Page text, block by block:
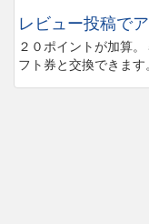
レビュー投稿で
２０ポイントが加算
フト券と交換できます